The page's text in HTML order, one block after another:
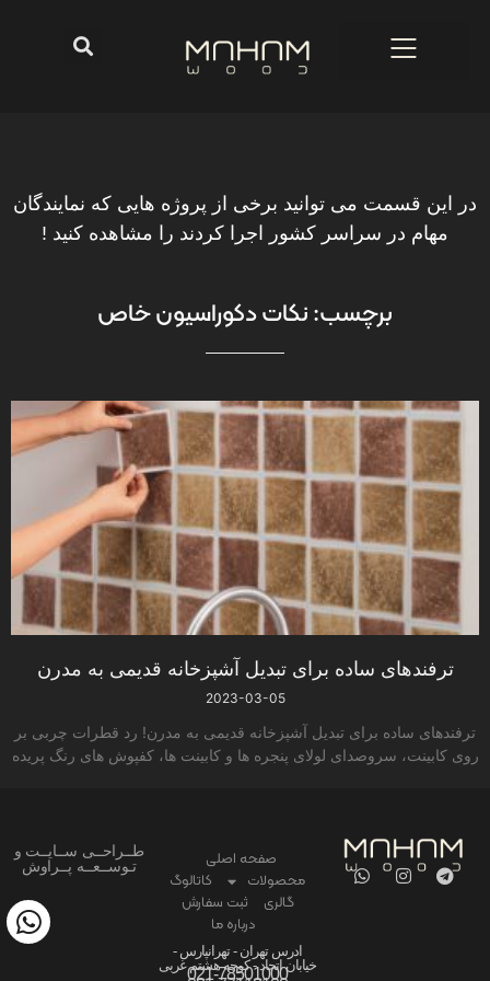
در این قسمت می توانید برخی از پروژه هایی که نمایندگان
مهام در سراسر کشور اجرا کردند را مشاهده کنید !
برچسب: نکات دکوراسیون خاص
ترفندهای ساده برای تبدیل آشپزخانه قدیمی به مدرن
2023-03-05
ترفندهای ساده برای تبدیل آشپزخانه قدیمی به مدرن! رد قطرات چربی بر
روی کابینت، سروصدای لولای پنجره­ ها و کابینت­ ها، کفپوش ­های رنگ­ پریده
صفحه اصلی
محصولات
کاتالوگ
گالری
ثبت سفارش
درباره ما
ادرس تهران - تهرانپارس -
خیابان اتحاد - کوچه هشتم غربی
021-78501000
طــراحــی ســایــت و
تـوســعــه پــراوش